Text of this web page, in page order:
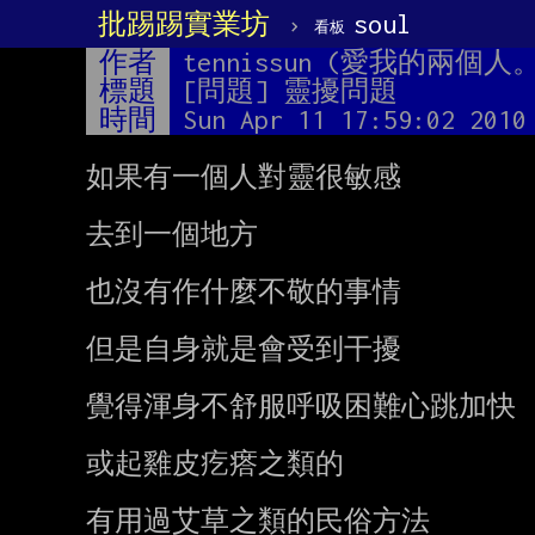
批踢踢實業坊 › 看板 soul
作者
tennissun (愛我的兩個人
標題
[問題] 靈擾問題
時間
Sun Apr 11 17:59:02 2010
如果有一個人對靈很敏感
去到一個地方
也沒有作什麼不敬的事情
但是自身就是會受到干擾
覺得渾身不舒服呼吸困難心跳加快
或起雞皮疙瘩之類的
有用過艾草之類的民俗方法